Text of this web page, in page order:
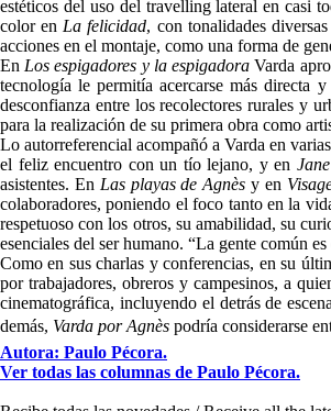
estéticos del uso del travelling lateral en casi
color en La felicidad, con tonalidades
acciones en el montaje, como una forma de
En Los espigadores y la espigadora Varda
tecnología le permitía acercarse más directa
desconfianza entre los recolectores rurales y
para la realización de su primera obra como
Lo autorreferencial acompañó a Varda en
el feliz encuentro con un tío lejano, y en
asistentes. En Las playas de Agnès y en
colaboradores, poniendo el foco tanto en la
respetuoso con los otros, su amabilidad, su
esenciales del ser humano. “La gente común
Como en sus charlas y conferencias, en su
por trabajadores, obreros y campesinos, a
cinematográfica, incluyendo el detrás de
demás, Varda por Agnès podría considerarse
Autora: Paulo Pécora.
Ver todas las columnas de Paulo Pécora.